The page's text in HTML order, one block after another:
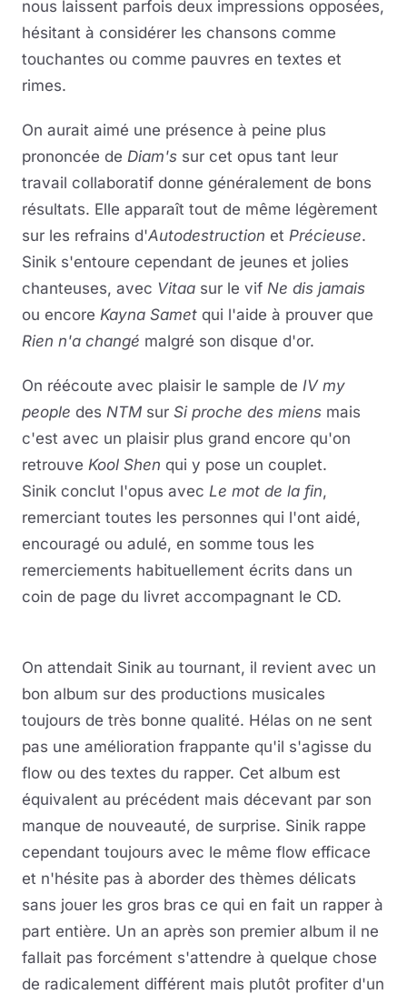
nous laissent parfois deux impressions opposées,
hésitant à considérer les chansons comme
touchantes ou comme pauvres en textes et
rimes.
On aurait aimé une présence à peine plus
prononcée de Diam's sur cet opus tant leur
travail collaboratif donne généralement de bons
résultats. Elle apparaît tout de même légèrement
sur les refrains d'Autodestruction et Précieuse.
Sinik s'entoure cependant de jeunes et jolies
chanteuses, avec Vitaa sur le vif Ne dis jamais
ou encore Kayna Samet qui l'aide à prouver que
Rien n'a changé malgré son disque d'or.
On réécoute avec plaisir le sample de IV my
people des NTM sur Si proche des miens mais
c'est avec un plaisir plus grand encore qu'on
retrouve Kool Shen qui y pose un couplet.
Sinik conclut l'opus avec Le mot de la fin,
remerciant toutes les personnes qui l'ont aidé,
encouragé ou adulé, en somme tous les
remerciements habituellement écrits dans un
coin de page du livret accompagnant le CD.
On attendait Sinik au tournant, il revient avec un
bon album sur des productions musicales
toujours de très bonne qualité. Hélas on ne sent
pas une amélioration frappante qu'il s'agisse du
flow ou des textes du rapper. Cet album est
équivalent au précédent mais décevant par son
manque de nouveauté, de surprise. Sinik rappe
cependant toujours avec le même flow efficace
et n'hésite pas à aborder des thèmes délicats
sans jouer les gros bras ce qui en fait un rapper à
part entière. Un an après son premier album il ne
fallait pas forcément s'attendre à quelque chose
de radicalement différent mais plutôt profiter d'un